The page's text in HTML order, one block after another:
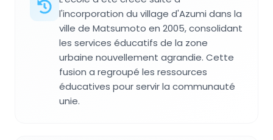
l'incorporation du village d'Azumi dans la
ville de Matsumoto en 2005, consolidant
les services éducatifs de la zone
urbaine nouvellement agrandie. Cette
fusion a regroupé les ressources
éducatives pour servir la communauté
unie.